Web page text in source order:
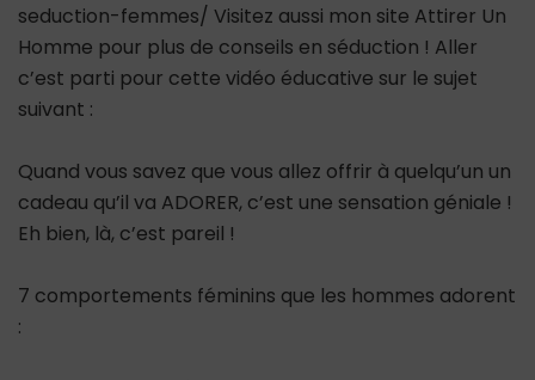
seduction-femmes/ Visitez aussi mon site Attirer Un
Homme pour plus de conseils en séduction ! Aller
c’est parti pour cette vidéo éducative sur le sujet
suivant :
Quand vous savez que vous allez offrir à quelqu’un un
cadeau qu’il va ADORER, c’est une sensation géniale !
Eh bien, là, c’est pareil !
7 comportements féminins que les hommes adorent
: